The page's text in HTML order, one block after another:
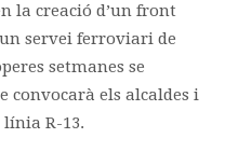
la creació d’un front
servei ferroviari de
setmanes se
convocarà els alcaldes i
R-13.